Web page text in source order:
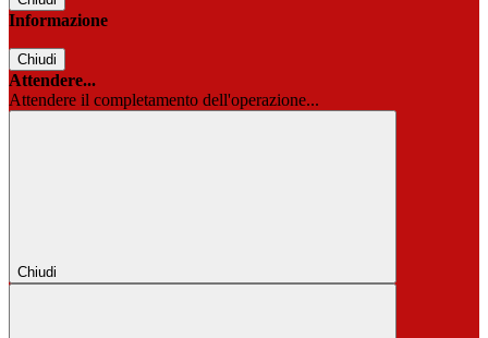
Informazione
Chiudi
Attendere...
Attendere il completamento dell'operazione...
Chiudi